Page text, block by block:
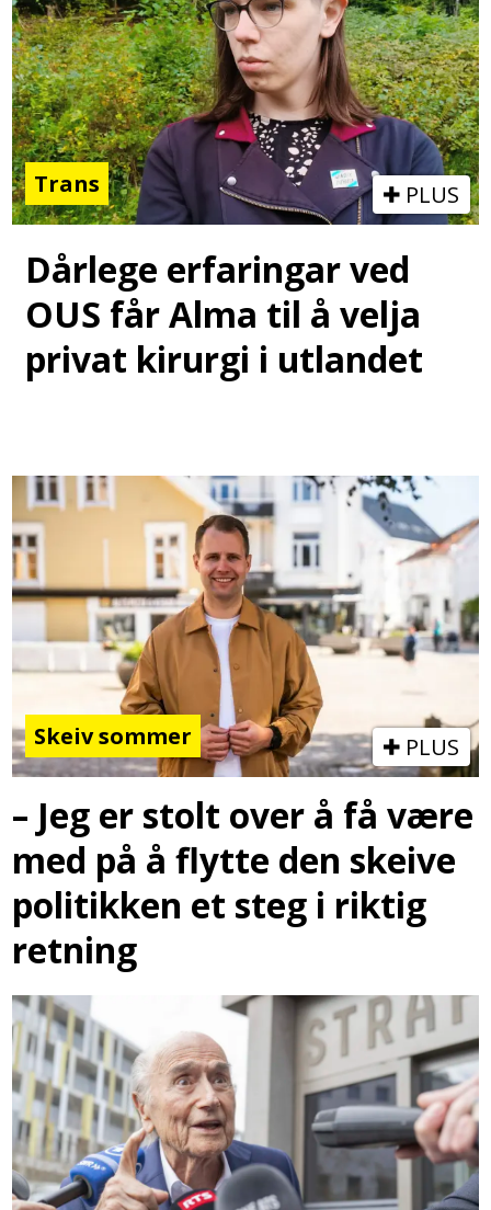
Trans PLUS
Dårlege erfaringar ved
OUS får Alma til å velja
privat kirurgi i utlandet
Skeiv sommer PLUS
– Jeg er stolt over å få være
med på å flytte den skeive
politikken et steg i riktig
retning